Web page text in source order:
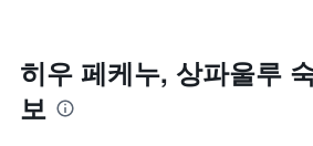
는
1
개
균
요
금
을
히우 페케누, 상파울루
보